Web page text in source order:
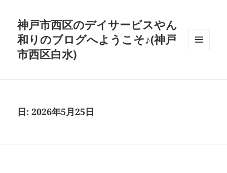
神戸市西区のデイサービスやん
和りのブログへようこそ♪(神戸
市西区白水)
日:2026年5月25日